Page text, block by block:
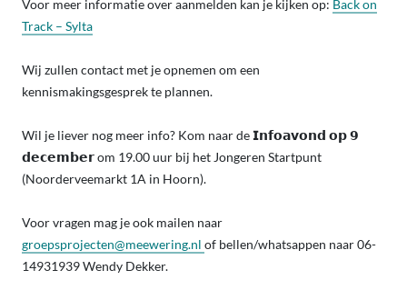
Voor meer informatie over aanmelden kan je kijken op: Back on
Track – Sylta
Wij zullen contact met je opnemen om een
kennismakingsgesprek te plannen.
Wil je liever nog meer info? Kom naar de 𝗜𝗻𝗳𝗼𝗮𝘃𝗼𝗻𝗱 𝗼𝗽 𝟵
𝗱𝗲𝗰𝗲𝗺𝗯𝗲𝗿 om 19.00 uur bij het Jongeren Startpunt
(Noorderveemarkt 1A in Hoorn).
Voor vragen mag je ook mailen naar
groepsprojecten@meewering.nl of bellen/whatsappen naar 06-
14931939 Wendy Dekker.